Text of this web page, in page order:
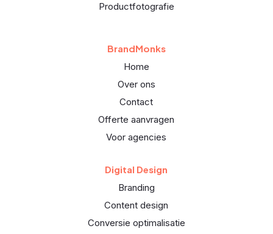
Productfotografie
BrandMonks
Home
Over ons
Contact
Offerte aanvragen
Voor agencies
Digital Design
Branding
Content design
Conversie optimalisatie